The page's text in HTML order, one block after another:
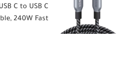
C to USB C
240W Fast...